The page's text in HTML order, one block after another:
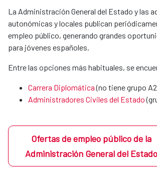
colaboradoras.
Xunta de Galicia
Fundación universitaria Las Palmas
Universidad Politécnica de Valencia
Podrás hacerlas tanto en la sede central en
La Administración General del Estado y las
autonómicas y locales publican
empleo público, generando grandes
para jóvenes españoles.
Entre las opciones más habituales, se
Carrera Diplomática(no tiene grupo
Administradores Civiles del Estado
Ofertas de empleo público de la
Administración General del Estado